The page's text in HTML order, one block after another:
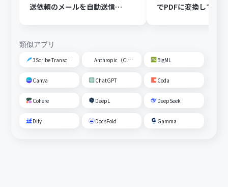
送依頼のメールを自動送信す
でPDFに変換して
類似アプリ
3Scribe Transcription Anthropic（Claude） BigML
Canva ChatGPT Coda
Cohere DeepL DeepSeek
Dify DocsFold Gamma